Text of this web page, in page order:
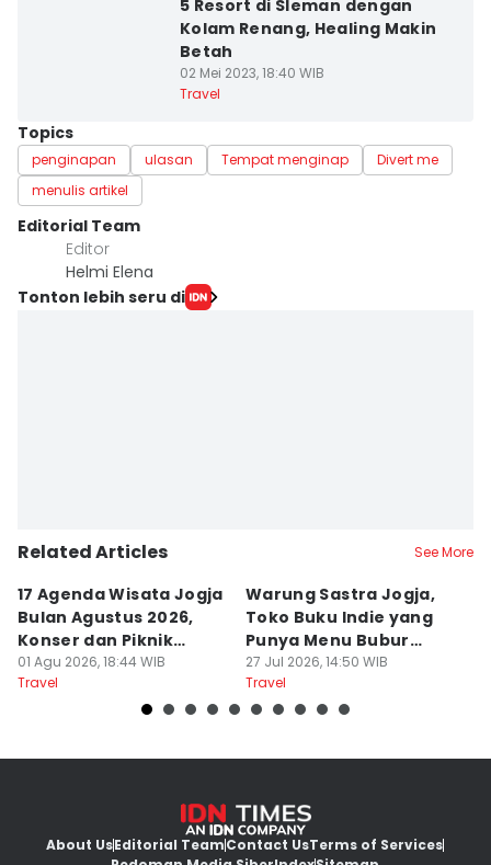
5 Resort di Sleman dengan
Kolam Renang, Healing Makin
Betah
02 Mei 2023, 18:40 WIB
Travel
Topics
penginapan ulasan Tempat menginap
Divert me
menulis artikel
Editorial Team
Editor
Helmi Elena
Tonton lebih seru di
Related Articles See More
17 Agenda Wisata Jogja
Bulan Agustus 2026,
Konser dan Piknik
Literasi
01 Agu 2026, 18:44 WIB
Travel
Warung Sastra Jogja,
Toko Buku Indie yang
Punya Menu Bubur
Manado
27 Jul 2026, 14:50 WIB
Travel
About UsEditorial TeamContact UsTerms of Services